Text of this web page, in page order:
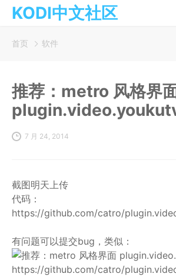
KODI中文社区
首页 软件
推荐：metro 风格界
7 月 24, 2014
截图明天上传
代码：
https://github.com/catro/
有问题可以提交bug，类似：
https://github.com/catro/